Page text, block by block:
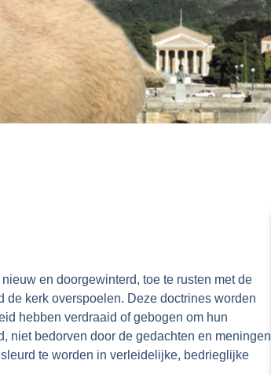
en doorgewinterd, toe te rusten met de
kerk overspoelen. Deze doctrines worden
hebben verdraaid of gebogen om hun
niet bedorven door de gedachten en meningen
te worden in verleidelijke, bedrieglijke